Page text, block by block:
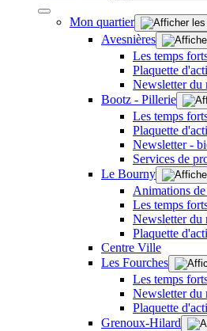
Mon quartier
Avesnières
Les temps
Plaquette
Newsletter du
Bootz - Pillerie
Les temps
Plaquette
Newsletter -
Services de
Le Bourny
Animations
Les temps
Newsletter du
Plaquette
Centre Ville
Les Fourches
Les temps
Newsletter du
Plaquette
Grenoux-Hilard